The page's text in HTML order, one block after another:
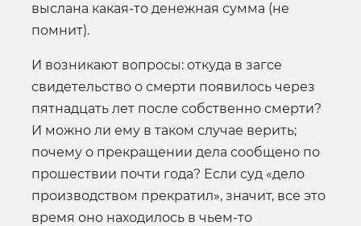
выслана какая-то денежная сумма (не
помнит).
И возникают вопросы: откуда в загсе
свидетельство о смерти появилось через
пятнадцать лет после собственно смерти?
И можно ли ему в таком случае верить;
почему о прекращении дела сообщено по
прошествии почти года? Если суд «дело
производством прекратил», значит, все это
время оно находилось в чьем-то